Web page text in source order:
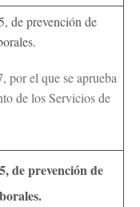
de prevención de
por el que se aprueba
de los Servicios de
de prevención de